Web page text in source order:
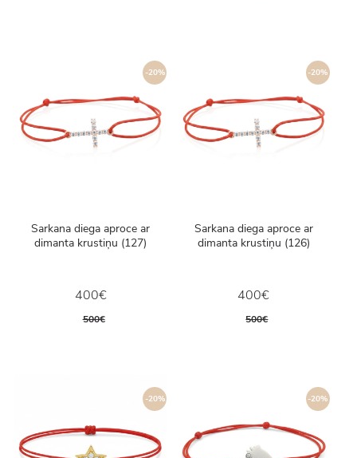
-20%
Sarkana diega aproce ar
dimanta krustiņu (127)
400€
500€
-20%
Sarkana diega aproce ar
dimanta krustiņu (126)
400€
500€
-20% -20%